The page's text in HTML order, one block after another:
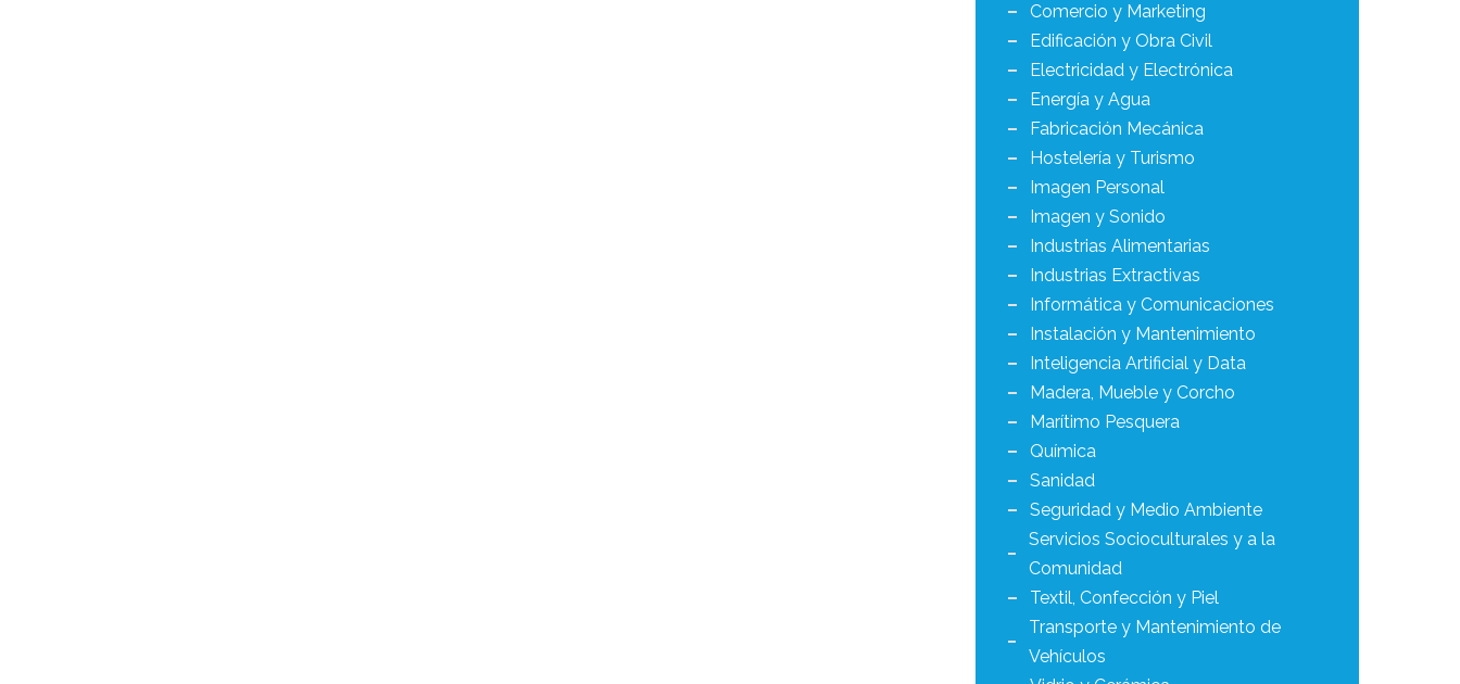
Comercio y Marketing
Edificación y Obra Civil
Electricidad y Electrónica
Energía y Agua
Fabricación Mecánica
Hostelería y Turismo
Imagen Personal
Imagen y Sonido
Industrias Alimentarias
Industrias Extractivas
Informática y Comunicaciones
Instalación y Mantenimiento
Inteligencia Artificial y Data
Madera, Mueble y Corcho
Marítimo Pesquera
Química
Sanidad
Seguridad y Medio Ambiente
Servicios Socioculturales y a la
Comunidad
Textil, Confección y Piel
Transporte y Mantenimiento de
Vehículos